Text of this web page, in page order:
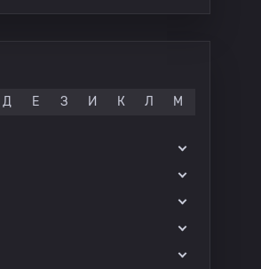
Д Е З И К Л М